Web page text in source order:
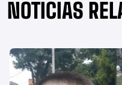
NOTICIAS